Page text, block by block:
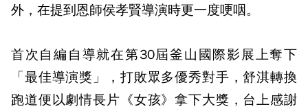
外，在提到恩師侯孝賢導演時更一度哽咽。
首次自編自導就在第30屆釜山國際影展上奪下
「最佳導演獎」，打敗眾多優秀對手，舒淇轉換
跑道便以劇情長片《女孩》拿下大獎，台上感謝